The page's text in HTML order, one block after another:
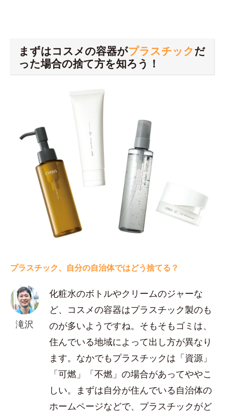
まずはコスメの容器がプラスチックだ
った場合の捨て方を知ろう！
プラスチック、自分の自治体ではどう捨てる？
滝沢
化粧水のボトルやクリームのジャーな
ど、コスメの容器はプラスチック製のも
のが多いようですね。そもそもゴミは、
住んでいる地域によって出し方が異なり
ます。なかでもプラスチックは「資源」
「可燃」「不燃」の場合があってややこ
しい。まずは自分が住んでいる自治体の
ホームページなどで、プラスチックがど